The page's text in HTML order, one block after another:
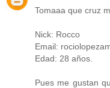
Tomaaa que cruz
Nick: Rocco
Email:
Edad: 28 años.
Pues me gustan